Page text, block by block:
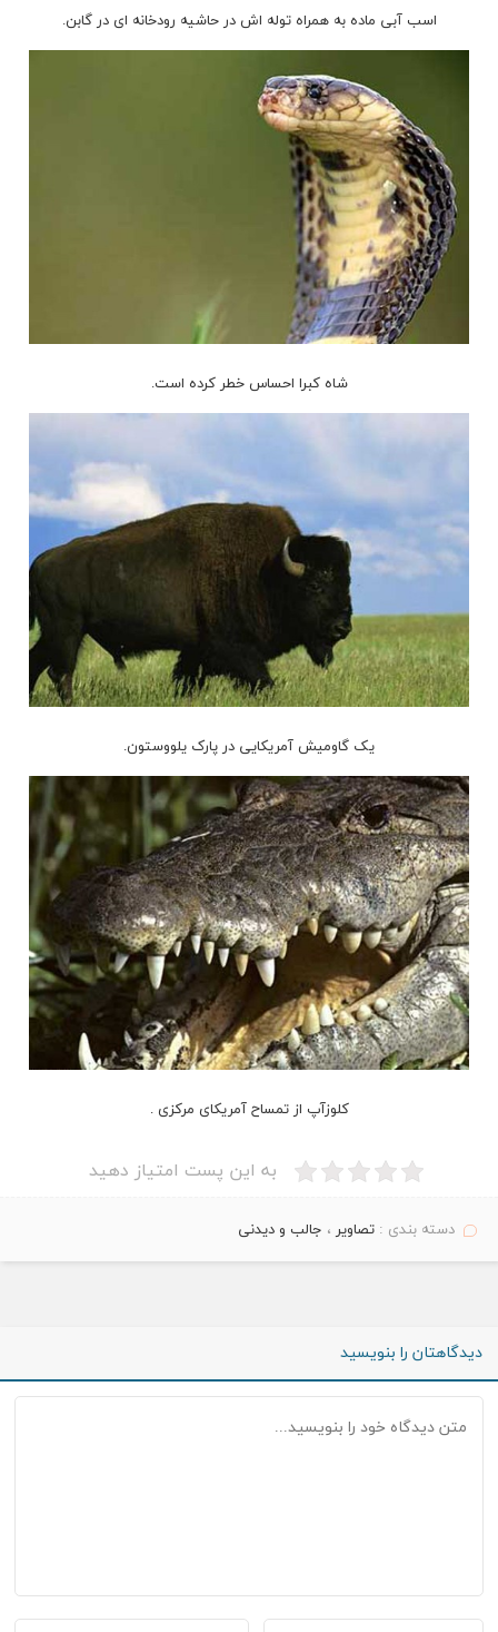
اسب آبی ماده به همراه توله اش در حاشیه رودخانه ای در گابن.
شاه کبرا احساس خطر کرده است.
یک گاومیش آمریکایی در پارک یلووستون.
کلوزآپ از تمساح آمریکای مرکزی .
به این پست امتیاز دهید
دسته بندی :تصاویر ، جالب و دیدنی
دیدگاهتان را بنویسید